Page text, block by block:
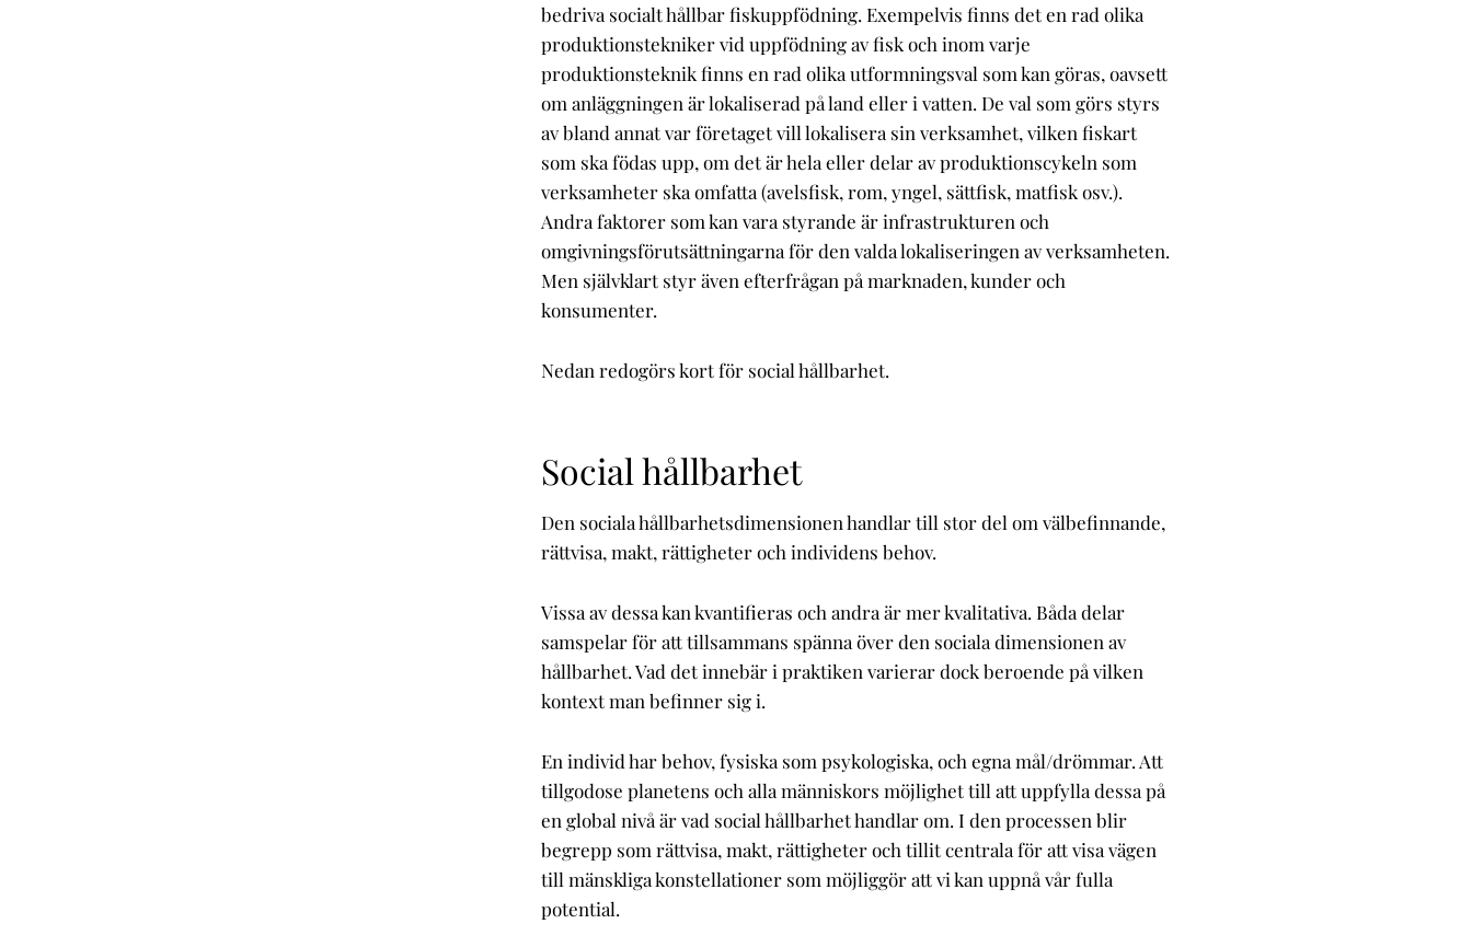
bedriva socialt hållbar fiskuppfödning. Exempelvis finns det en rad olika
produktionstekniker vid uppfödning av fisk och inom varje
produktionsteknik finns en rad olika utformningsval som kan göras, oavsett
om anläggningen är lokaliserad på land eller i vatten. De val som görs styrs
av bland annat var företaget vill lokalisera sin verksamhet, vilken fiskart
som ska födas upp, om det är hela eller delar av produktionscykeln som
verksamheter ska omfatta (avelsfisk, rom, yngel, sättfisk, matfisk osv.).
Andra faktorer som kan vara styrande är infrastrukturen och
omgivningsförutsättningarna för den valda lokaliseringen av verksamheten.
Men självklart styr även efterfrågan på marknaden, kunder och
konsumenter.
Nedan redogörs kort för social hållbarhet.
Social hållbarhet
Den sociala hållbarhetsdimensionen handlar till stor del om välbefinnande,
rättvisa, makt, rättigheter och individens behov.
Vissa av dessa kan kvantifieras och andra är mer kvalitativa. Båda delar
samspelar för att tillsammans spänna över den sociala dimensionen av
hållbarhet. Vad det innebär i praktiken varierar dock beroende på vilken
kontext man befinner sig i.
En individ har behov, fysiska som psykologiska, och egna mål/drömmar. Att
tillgodose planetens och alla människors möjlighet till att uppfylla dessa på
en global nivå är vad social hållbarhet handlar om. I den processen blir
begrepp som rättvisa, makt, rättigheter och tillit centrala för att visa vägen
till mänskliga konstellationer som möjliggör att vi kan uppnå vår fulla
potential.